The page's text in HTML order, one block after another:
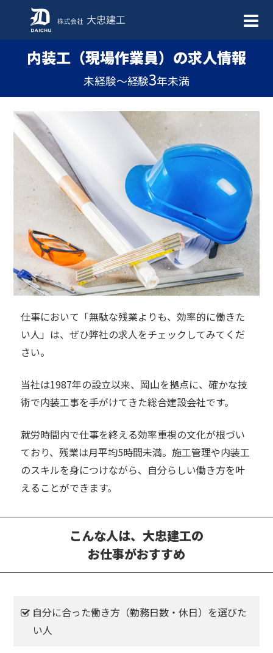
内装工（現場作業員）の求人情報
未経験～経験3年未満
仕事において「無駄な残業よりも、効率的に働きた
い人」は、ぜひ弊社の求人をチェックしてみてくだ
さい。
当社は1987年の設立以来、岡山を拠点に、確かな技
術で内装工事を手がけてきた総合建設会社です。
就労時間内で仕事を終える効率重視の文化が根づい
ており、残業は月平均5時間未満。施工管理や内装工
のスキルを身につけながら、自分らしい働き方を叶
えることができます。
こんな人は、大忠建工の
お仕事がおすすめ
自分に合った働き方（勤務日数・休日）を選びた
い人